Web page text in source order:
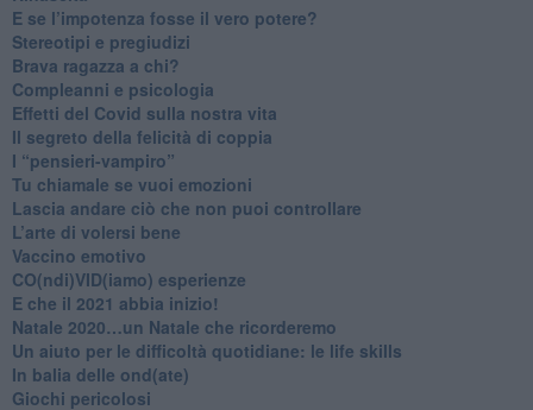
​E se l’impotenza fosse il vero potere?
Stereotipi e pregiudizi
​Brava ragazza a chi?
​Compleanni e psicologia
Effetti del Covid sulla nostra vita
Il segreto della felicità di coppia
​I “pensieri-vampiro”
​Tu chiamale se vuoi emozioni
​Lascia andare ciò che non puoi controllare
L’arte di volersi bene
​Vaccino emotivo
CO(ndi)VID(iamo) esperienze
​E che il 2021 abbia inizio!
​Natale 2020…un Natale che ricorderemo
Un aiuto per le difficoltà quotidiane: le life skills
​In balia delle ond(ate)
Giochi pericolosi